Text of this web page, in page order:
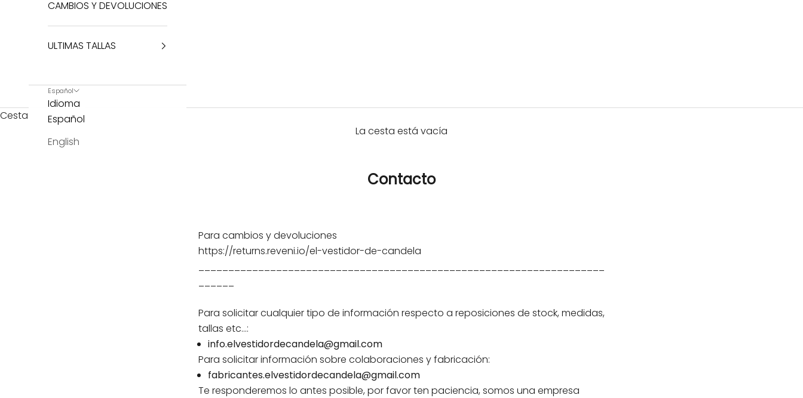
CAMBIOS Y DEVOLUCIONES
ULTIMAS TALLAS
Español
Idioma
Español
English
Cesta
La cesta está vacía
Contacto
Para cambios y devoluciones
https://returns.reveni.io/el-vestidor-de-candela
Para solicitar cualquier tipo de información respecto a reposiciones de stock, medidas,
tallas etc...:
info.elvestidordecandela@gmail.com
Para solicitar información sobre colaboraciones y fabricación:
fabricantes.elvestidordecandela@gmail.com
Te responderemos lo antes posible, por favor ten paciencia, somos una empresa